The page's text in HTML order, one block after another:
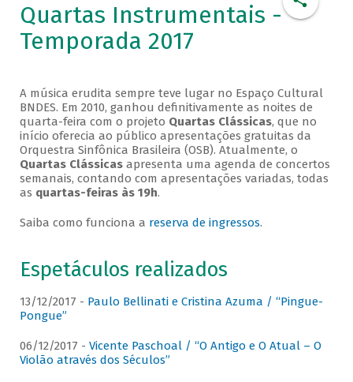
Quartas Instrumentais -
Temporada 2017
A música erudita sempre teve lugar no Espaço Cultural
BNDES. Em 2010, ganhou definitivamente as noites de
quarta-feira com o projeto Quartas Clássicas, que no
início oferecia ao público apresentações gratuitas da
Orquestra Sinfônica Brasileira (OSB). Atualmente, o
Quartas Clássicasapresenta uma agenda de concertos
semanais, contando com apresentações variadas, todas
as quartas-feiras às 19h.
Saiba como funciona a reserva de ingressos.
Espetáculos realizados
13/12/2017 - Paulo Bellinati e Cristina Azuma / “Pingue-
Pongue”
06/12/2017 - Vicente Paschoal / “O Antigo e O Atual – O
Violão através dos Séculos”